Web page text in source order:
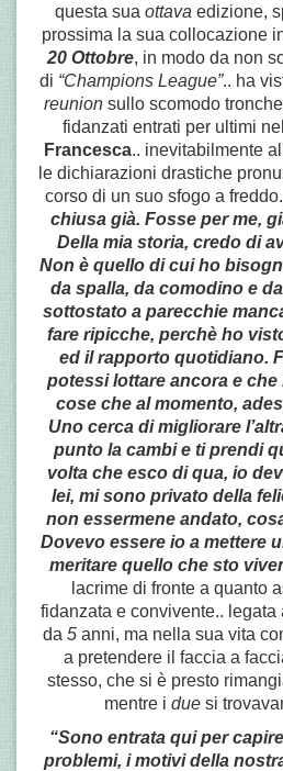
questa sua ottava edizione,
prossima la sua collocazione
20 Ottobre, in modo da non
di “Champions League”.. ha
reunion sullo scomodo
fidanzati entrati per ultimi
Francesca.. inevitabilmente
le dichiarazioni drastiche
corso di un suo sfogo a
chiusa già. Fosse per me,
Della mia storia, credo di
Non è quello di cui ho
da spalla, da comodino e
sottostato a parecchie
fare ripicche, perchè ho
ed il rapporto quotidiano.
potessi lottare ancora e che
cose che al momento,
Uno cerca di migliorare
punto la cambi e ti prendi
volta che esco di qua, io
lei, mi sono privato della
non essermene andato,
Dovevo essere io a mettere
meritare quello che sto
lacrime di fronte a quanto
fidanzata e convivente.. legata
da 5anni, ma nella sua vita
a pretendere il faccia a
stesso, che si è presto
mentre i duesi
“Sono entrata qui per
problemi, i motivi della